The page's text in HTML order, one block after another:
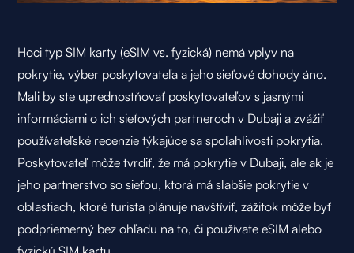
Hoci typ SIM karty (eSIM vs. fyzická) nemá vplyv na
pokrytie, výber poskytovateľa a jeho sieťové dohody áno.
Mali by ste uprednostňovať poskytovateľov s jasnými
informáciami o ich sieťových partneroch v Dubaji a zvážiť
používateľské recenzie týkajúce sa spoľahlivosti pokrytia.
Poskytovateľ môže tvrdiť, že má pokrytie v Dubaji, ale ak je
jeho partnerstvo so sieťou, ktorá má slabšie pokrytie v
oblastiach, ktoré turista plánuje navštíviť, zážitok môže byť
podpriemerný bez ohľadu na to, či používate eSIM alebo